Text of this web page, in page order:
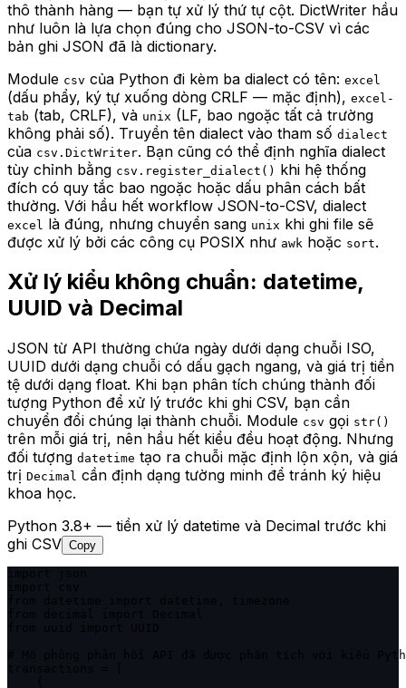
thô thành hàng — bạn tự xử lý thứ tự cột. DictWriter hầu
như luôn là lựa chọn đúng cho JSON-to-CSV vì các
bản ghi JSON đã là dictionary.
Module csv của Python đi kèm ba dialect có tên: excel
(dấu phẩy, ký tự xuống dòng CRLF — mặc định), excel-
tab (tab, CRLF), và unix (LF, bao ngoặc tất cả trường
không phải số). Truyền tên dialect vào tham số dialect
của csv.DictWriter. Bạn cũng có thể định nghĩa dialect
tùy chỉnh bằng csv.register_dialect() khi hệ thống
đích có quy tắc bao ngoặc hoặc dấu phân cách bất
thường. Với hầu hết workflow JSON-to-CSV, dialect
excel là đúng, nhưng chuyển sang unix khi ghi file sẽ
được xử lý bởi các công cụ POSIX như awk hoặc sort.
Xử lý kiểu không chuẩn: datetime,
UUID và Decimal
JSON từ API thường chứa ngày dưới dạng chuỗi ISO,
UUID dưới dạng chuỗi có dấu gạch ngang, và giá trị tiền
tệ dưới dạng float. Khi bạn phân tích chúng thành đối
tượng Python để xử lý trước khi ghi CSV, bạn cần
chuyển đổi chúng lại thành chuỗi. Module csv gọi str()
trên mỗi giá trị, nên hầu hết kiểu đều hoạt động. Nhưng
đối tượng datetime tạo ra chuỗi mặc định lộn xộn, và giá
trị Decimal cần định dạng tường minh để tránh ký hiệu
khoa học.
Python 3.8+ — tiền xử lý datetime và Decimal trước khi
ghi CSV Copy
# Mô phỏng phản hồi API đã được phân tích với kiểu